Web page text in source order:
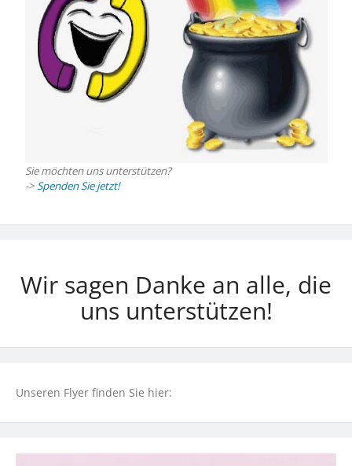
Sie möchten uns unterstützen?
-> Spenden Sie jetzt!
Wir sagen Danke an alle, die
uns unterstützen!
Unseren Flyer finden Sie hier: